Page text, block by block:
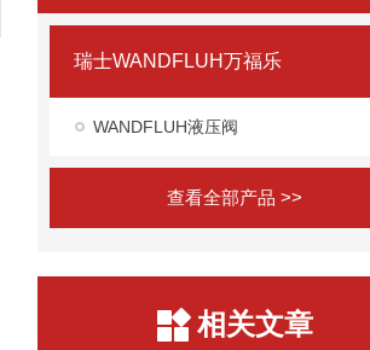
瑞士WANDFLUH万福乐
WANDFLUH液压阀
查看全部产品 >>
相关文章